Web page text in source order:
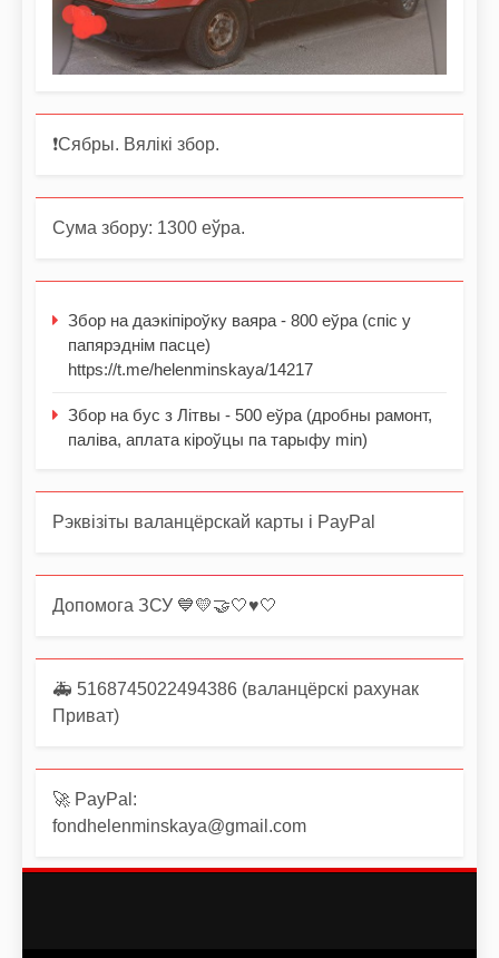
❗️Сябры. Вялікі збор.
Сума збору: 1300 еўра.
Збор на даэкіпіроўку ваяра - 800 еўра (спіс у
папярэднім пасце)
https://t.me/helenminskaya/14217
Збор на бус з Літвы - 500 еўра (дробны рамонт,
паліва, аплата кіроўцы па тарыфу min)
Рэквізіты валанцёрскай карты і PayPal
Допомога ЗСУ 💙💛🤝🤍♥️🤍
🚑 5168745022494386 (валанцёрскі рахунак
Приват)
🚀 PayPal:
fondhelenminskaya@gmail.com